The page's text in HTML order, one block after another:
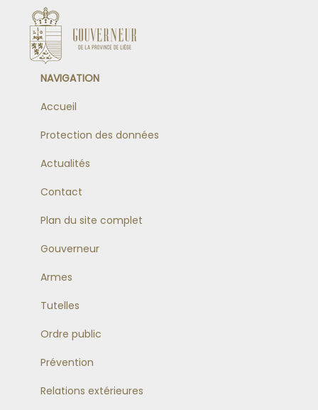
NAVIGATION
Accueil
Protection des données
Actualités
Contact
Plan du site complet
Gouverneur
Armes
Tutelles
Ordre public
Prévention
Relations extérieures